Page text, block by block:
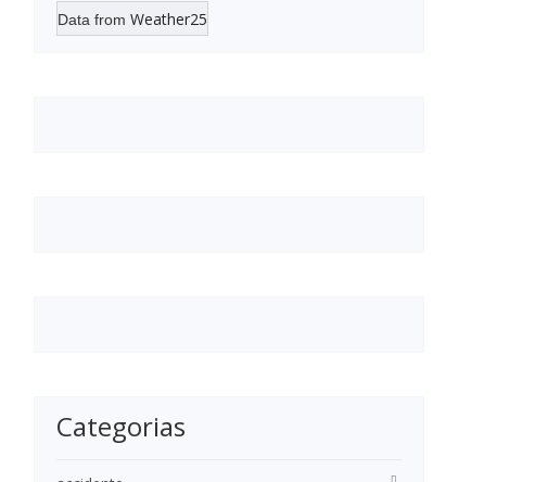
Data from Weather25
Categorias